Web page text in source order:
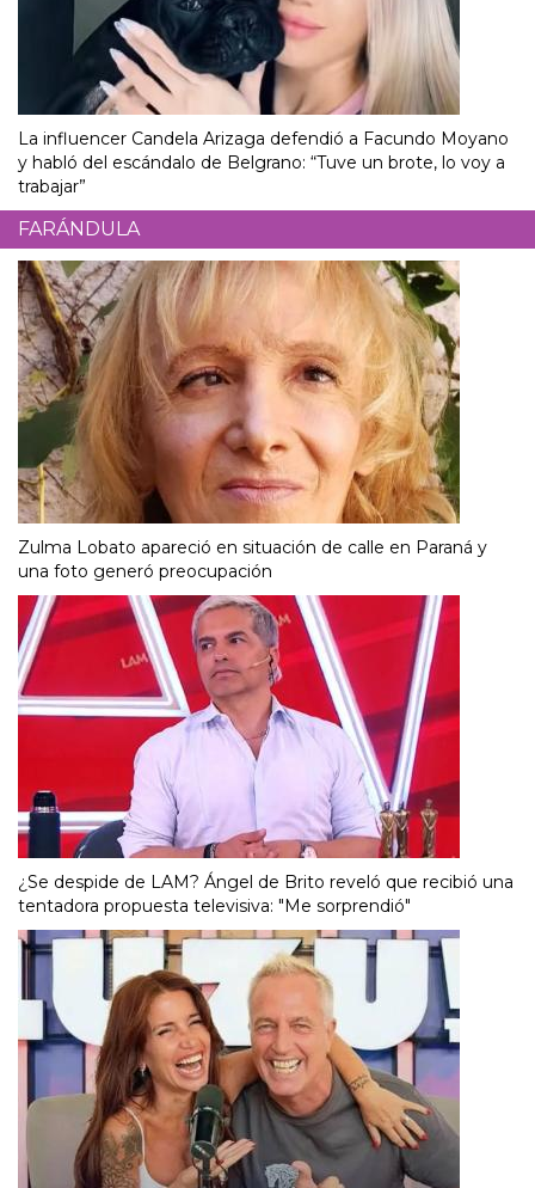
La influencer Candela Arizaga defendió a Facundo Moyano
y habló del escándalo de Belgrano: “Tuve un brote, lo voy a
trabajar”
FARÁNDULA
Zulma Lobato apareció en situación de calle en Paraná y
una foto generó preocupación
¿Se despide de LAM? Ángel de Brito reveló que recibió una
tentadora propuesta televisiva: "Me sorprendió"